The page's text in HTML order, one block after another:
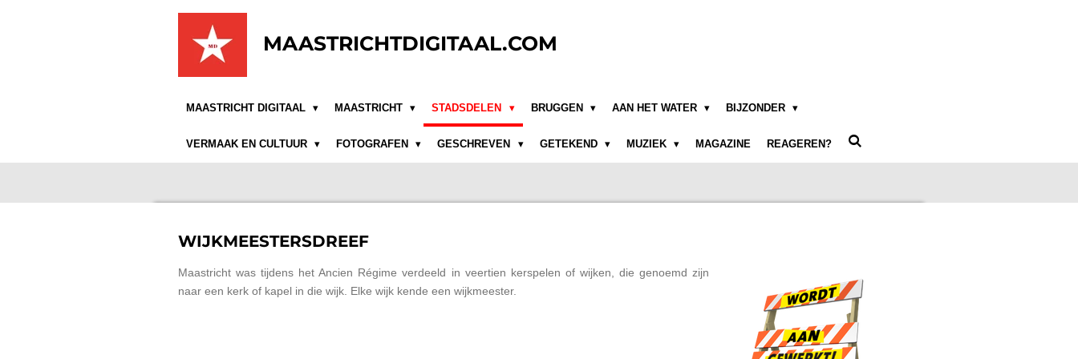
MAASTRICHTDIGITAAL.COM
MAASTRICHT DIGITAAL MAASTRICHT STADSDELEN BRUGGEN AAN HET WATER BIJZONDER
VERMAAK EN CULTUUR FOTOGRAFEN GESCHREVEN GETEKEND MUZIEK MAGAZINE REAGEREN?
WIJKMEESTERSDREEF
Maastricht was tijdens het Ancien Régime verdeeld in veertien kerspelen of wijken, die genoemd zijn
naar een kerk of kapel in die wijk. Elke wijk kende een wijkmeester.